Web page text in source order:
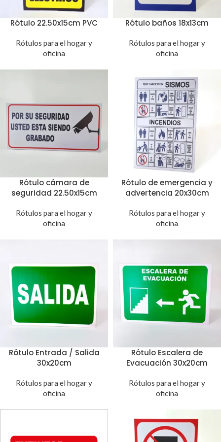
Rótulo 22.50x15cm PVC
Rótulos para el hogar y
oficina
Rótulo baños 18x13cm
Rótulos para el hogar y
oficina
Rótulo cámara de
seguridad 22.50x15cm
Rótulos para el hogar y
oficina
Rótulo de emergencia y
advertencia 20x30cm
Rótulos para el hogar y
oficina
Rótulo Entrada / Salida
30x20cm
Rótulos para el hogar y
oficina
Rótulo Escalera de
Evacuación 30x20cm
Rótulos para el hogar y
oficina